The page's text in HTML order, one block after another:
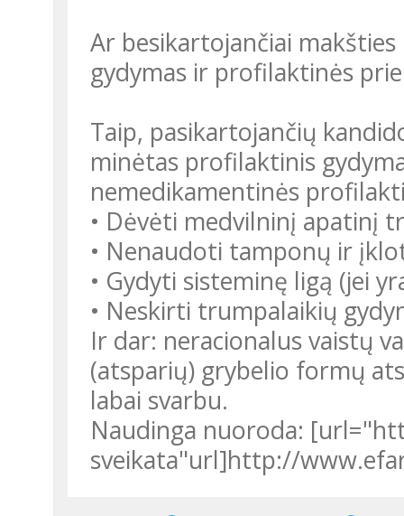
Ar besikartojančiai
gydymas ir profilaktinės
Taip, pasikartojančių
minėtas profilaktinis
nemedikamentinės
• Dėvėti medvilninį apatinį
• Nenaudoti tamponų ir
• Gydyti sisteminę ligą (jei
• Neskirti trumpalaikių
Ir dar: neracionalus vaistų
(atsparių) grybelio formų
labai svarbu.
Naudinga nuoroda:
sveikata"url]http://